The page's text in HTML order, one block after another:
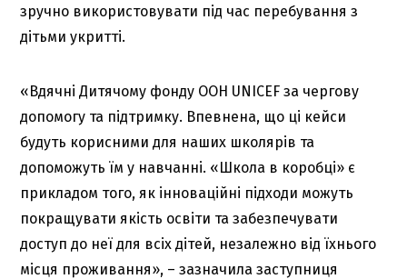
зручно використовувати під час перебування з
дітьми укритті.
«Вдячні Дитячому фонду ООН UNICEF за чергову
допомогу та підтримку. Впевнена, що ці кейси
будуть корисними для наших школярів та
допоможуть їм у навчанні. «Школа в коробці» є
прикладом того, як інноваційні підходи можуть
покращувати якість освіти та забезпечувати
доступ до неї для всіх дітей, незалежно від їхнього
місця проживання», – зазначила заступниця